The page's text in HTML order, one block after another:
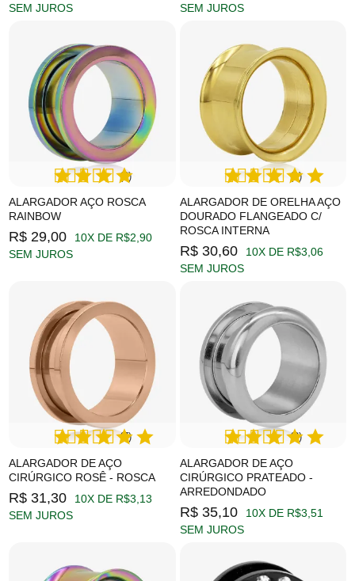
SEM JUROS
SEM JUROS
ALARGADOR AÇO ROSCA
RAINBOW
(3)
R$ 29,00
10X DE R$2,90
SEM JUROS
ALARGADOR DE ORELHA AÇO
DOURADO FLANGEADO C/
ROSCA INTERNA
(1)
R$ 30,60
10X DE R$3,06
SEM JUROS
ALARGADOR DE AÇO
CIRÚRGICO ROSÊ - ROSCA
(7)
R$ 31,30
10X DE R$3,13
SEM JUROS
ALARGADOR DE AÇO
CIRÚRGICO PRATEADO -
ARREDONDADO
(3)
R$ 35,10
10X DE R$3,51
SEM JUROS